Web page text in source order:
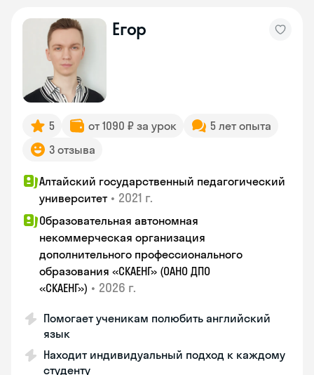
Егор
5 от 1090 ₽ за урок
5 лет опыта
3 отзыва
Алтайский государственный педагогический
университет • 2021 г.
Образовательная автономная
некоммерческая организация
дополнительного профессионального
образования «СКАЕНГ» (ОАНО ДПО
«СКАЕНГ») • 2026 г.
Помогает ученикам полюбить английский
язык
Находит индивидуальный подход к каждому
студенту